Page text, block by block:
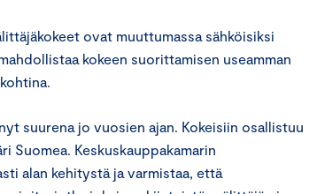
ovat muuttumassa sähköisiksi
kokeen suorittamisen useamman
suurena jo vuosien ajan. Kokeisiin osallistuu
Suomea. Keskuskauppakamarin
alan kehitystä ja varmistaa, että